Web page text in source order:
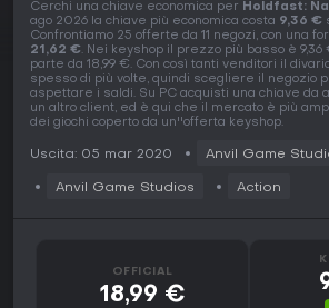
Cerchi una chiave economica per Holdfast:
ago 2026 la chiave più economica costa 9,36 €
Confrontiamo 25 offerte da 11 negozi, con una
21,62 €. Nei keyshop il prezzo più basso è
parte da 18,99 €. Con così tanti venditori il
spesso di più volte, quindi scegliere il negozio
aspettare i saldi. Su PC acquisti una chiave da
un altro client, ed è qui che il mercato è più
dei giochi coperto da un''offerta keyshop.
Uscita: 05 mar 2020 Anvil Game
Anvil Game Studios Action
OFFICIAL
18,99 €